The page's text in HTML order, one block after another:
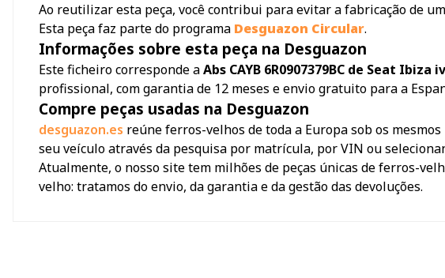
Ao reutilizar esta peça, você contribui para evitar a fabricação de
Esta peça faz parte do programa Desguazon Circular.
Informações sobre esta peça na Desguazon
Este ficheiro corresponde aAbs CAYB 6R0907379BC de Seat Ibiza
profissional, com garantia de 12 meses e envio gratuito para a
Compre peças usadas na Desguazon
desguazon.es reúne ferros-velhos de toda a Europa sob os
seu veículo através da pesquisa por matrícula, por VIN ou
Atualmente, o nosso site tem milhões de peças únicas de ferros-
velho: tratamos do envio, da garantia e da gestão das devoluções.